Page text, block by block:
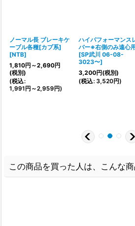
ノーマル長 ブレーキケ
ーブル各種[カブ系]
[NTB]
1,810円 ～2,690円
(税別)
(税込:
1,991円 ～2,959円)
ハイパフォーマンス
バー※右側のみ遠心
[SP武川 06-08-
3023〜]
3,200円(税別)
(税込: 3,520円)
この商品を買った人は、こんな